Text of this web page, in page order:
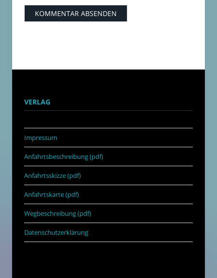
VERLAG
Impressum
Anfahrtsbeschreibung (pdf)
Anfahrtsskizze (pdf)
Anfahrtskarte (pdf)
Wegbeschreibung (pdf)
Datenschutzerklärung